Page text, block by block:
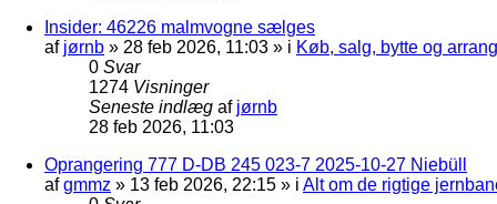
Insider: 46226 malmvogne sælges
af jørnb » 28 feb 2026, 11:03 » i Køb, salg, bytte og
0 Svar
1274 Visninger
Seneste indlæg af jørnb
28 feb 2026, 11:03
Oprangering 777 D-DB 245 023-7 2025-10-27 Niebüll
afgmmz » 13 feb 2026, 22:15 » i Alt om de rigtige